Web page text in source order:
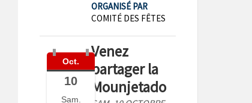
ORGANISÉ PAR
COMITÉ DES FÊTES
Oct.
10
Sam.
Venez
partager la
Mounjetado